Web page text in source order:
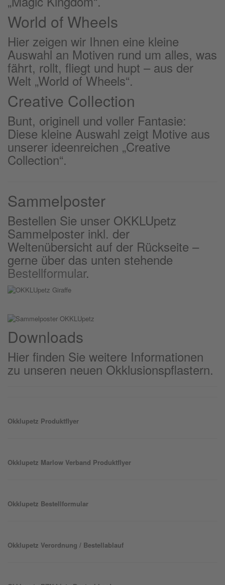
World of Wheels
Hier zeigen wir Ihnen eine kleine
Auswahl an Motiven rund um alles, was
fährt, rollt, fliegt und hupt – aus der
Welt „World of Wheels“.
Creative Collection
Bunt, originell und voller Fantasie:
Diese kleine Auswahl zeigt Motive aus
unserer ideenreichen „Creative
Collection“.
Sammelposter
Bestellen Sie unser OKKLUpetz
Sammelposter inkl. der
Weltenübersicht auf der Rückseite –
gerne über das unten stehende
Bestellformular.
Downloads
Hier finden Sie weitere Informationen
zu unseren neuen Okklusionspflastern.
Okklupetz Produktflyer
Okklupetz Marlow Verband Produktflyer
Okklupetz Bestellformular
Okklupetz Verordnung / Bestellablauf